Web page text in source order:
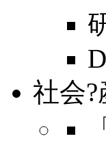
社会